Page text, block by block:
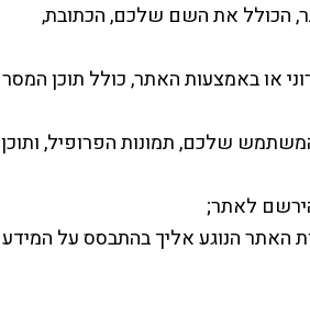
הכולל את השם שלכם, הכתובת,
או באמצעות האתר, כולל תוכן המסר
שלכם, תמונות הפרופיל, ותוכן
לאתר;
הנוגע אליך בהתבסס על המידע